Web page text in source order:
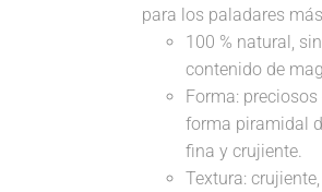
para los paladares
100 % natural,
contenido de
Forma:
forma piramidal
fina y crujiente.
Textura: